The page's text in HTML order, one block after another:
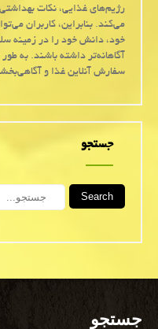
رژیم‌های غذایی، نکات
می‌کند. بنابراین، کاربران
خود، دانش خود را در زمینه
آگاهانه‌تر داشته باشند. به
سفارش آنلاین غذا و
جستجو
Search
جستجو